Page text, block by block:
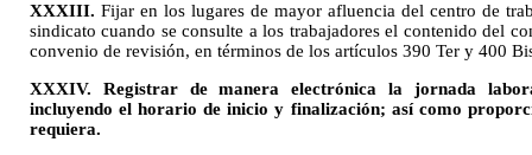
XXXIII. Fijar en los lugares de mayor afluencia del centro de
sindicato cuando se consulte a los trabajadores el contenido del
convenio de revisión, en términos de los artículos 390 Ter y 400
XXXIV. Registrar de manera electrónica la jornada
incluyendo el horario de inicio y finalización; así como
requiera.